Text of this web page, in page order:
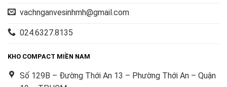
vachnganvesinhmh@gmail.com
024.6327.8135
KHO COMPACT MIỀN NAM
Số 129B – Đường Thới An 13 – Phường Thới An – Quận